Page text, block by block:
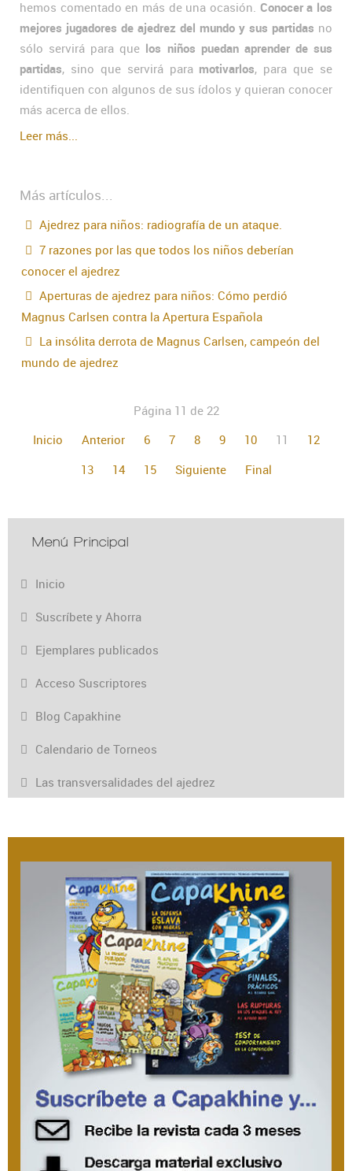
hemos comentado en más de una ocasión. Conocer a los
mejores jugadores de ajedrez del mundo y sus partidas no
sólo servirá para que los niños puedan aprender de sus
partidas, sino que servirá para motivarlos, para que se
identifiquen con algunos de sus ídolos y quieran conocer
más acerca de ellos.
Leer más...
Más artículos...
Ajedrez para niños: radiografía de un ataque.
7 razones por las que todos los niños deberían
conocer el ajedrez
Aperturas de ajedrez para niños: Cómo perdió
Magnus Carlsen contra la Apertura Española
La insólita derrota de Magnus Carlsen, campeón del
mundo de ajedrez
Página 11 de 22
Inicio
Anterior 6 7 8 9 10 11
12
13
14 15 Siguiente Final
Menú Principal
Inicio
Suscríbete y Ahorra
Ejemplares publicados
Acceso Suscriptores
Blog Capakhine
Calendario de Torneos
Las transversalidades del ajedrez